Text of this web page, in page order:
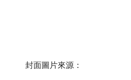
封面圖片來源：